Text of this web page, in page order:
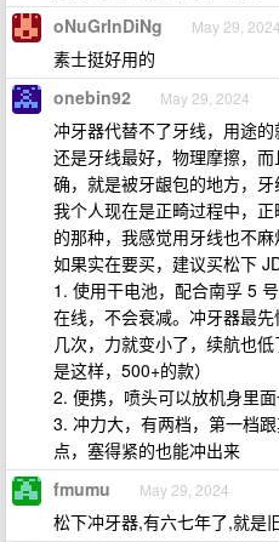
oNuGrInDiNg May 29, 2024
素士挺好用的
onebin92 May 29, 2024
冲牙器代替不了牙线，用途
还是牙线最好，物理摩擦，
确，就是被牙龈包的地方，牙
我个人现在是正畸过程中，
的那种，我感觉用牙线也不麻
如果实在要买，建议买松下
1. 使用干电池，配合南孚 5
在线，不会衰减。冲牙器最
几次，力就变小了，续航也
是这样，500+的款）
2. 便携，喷头可以放机身里
3. 冲力大，有两档，第一档
点，塞得紧的也能冲出来
fmumu May 29, 2024
松下冲牙器,有六七年了,就是